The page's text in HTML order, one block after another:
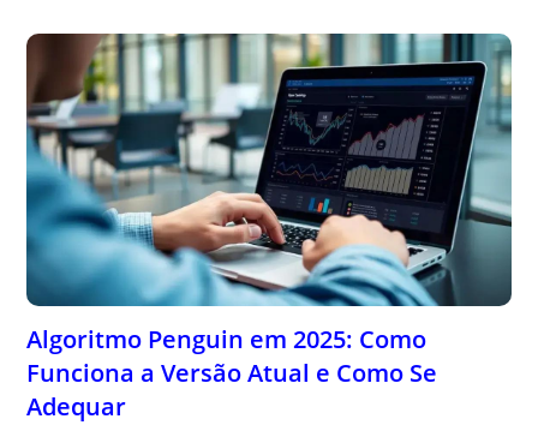
Algoritmo Penguin em 2025: Como
Funciona a Versão Atual e Como Se
Adequar